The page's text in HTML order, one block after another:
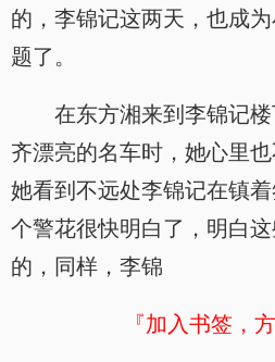
的，李锦记这两天，也成
题了。
在东方湘来到李锦记
齐漂亮的名车时，她心里
她看到不远处李锦记在镇
个警花很快明白了，明白
的，同样，李锦
『加入书签，